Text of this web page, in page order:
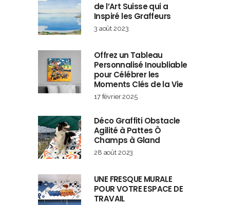
de l’Art Suisse qui a
Inspiré les Graffeurs
3 août 2023
Offrez un Tableau
Personnalisé Inoubliable
pour Célébrer les
Moments Clés de la Vie
17 février 2025
Déco Graffiti Obstacle
Agilité à Pattes Ô
Champs à Gland
28 août 2023
UNE FRESQUE MURALE
POUR VOTRE ESPACE DE
TRAVAIL